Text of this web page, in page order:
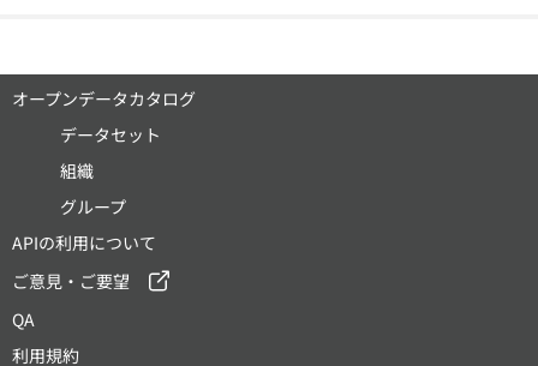
オープンデータカタログ
データセット
組織
グループ
APIの利用について
ご意見・ご要望
QA
利用規約